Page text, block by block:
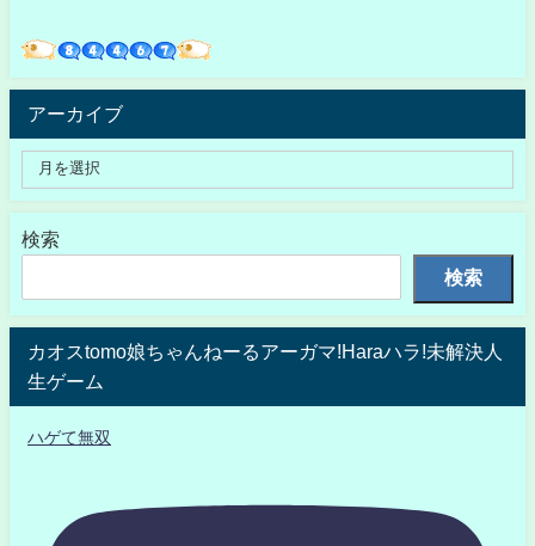
アーカイブ
検索
検索
カオスtomo娘ちゃんねーるアーガマ!Haraハラ!未解決人
生ゲーム
ハゲて無双